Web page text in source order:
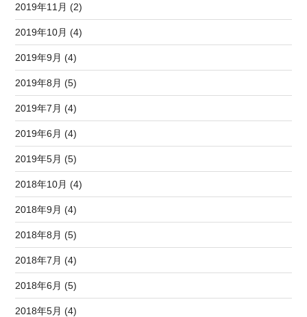
2019年11月 (2)
2019年10月 (4)
2019年9月 (4)
2019年8月 (5)
2019年7月 (4)
2019年6月 (4)
2019年5月 (5)
2018年10月 (4)
2018年9月 (4)
2018年8月 (5)
2018年7月 (4)
2018年6月 (5)
2018年5月 (4)